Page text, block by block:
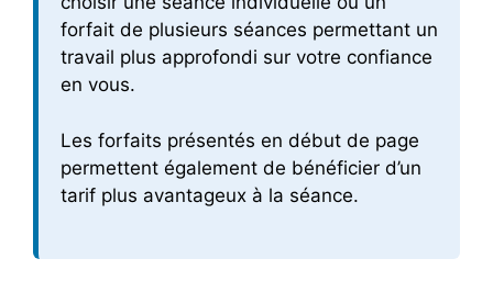
forfait de plusieurs séances permettant un
travail plus approfondi sur votre confiance
en vous.
Les forfaits présentés en début de page
permettent également de bénéficier d’un
tarif plus avantageux à la séance.